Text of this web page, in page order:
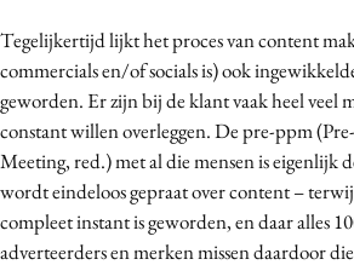
Tegelijkertijd lijkt het proces van content
commercials en/of socials is) ook
geworden. Er zijn bij de klant vaak heel veel
constant willen overleggen. De pre-ppm
Meeting, red.) met al die mensen is eigenlijk
wordt eindeloos gepraat over content –
compleet instant is geworden, en daar alles
adverteerders en merken missen daardoor